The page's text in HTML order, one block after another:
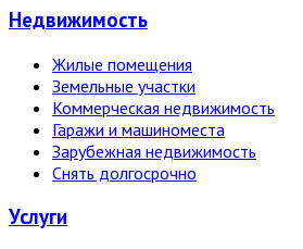
Недвижи­мость
Жилые помещения
Земельные участки
Коммерческая недвижимость
Гаражи и машиноместа
Зарубежная недвижимость
Снять долгосрочно
Услуги